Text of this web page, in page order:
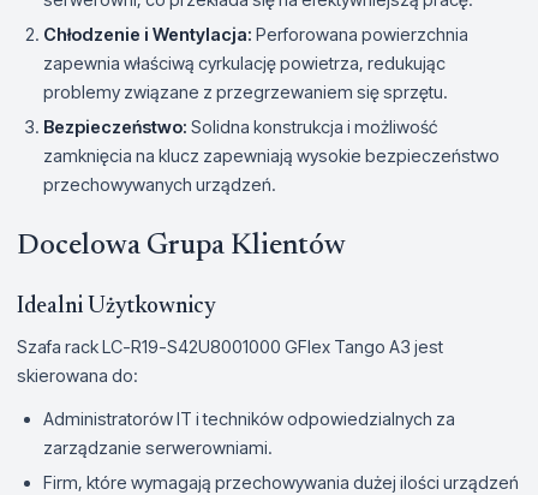
Chłodzenie i Wentylacja: Perforowana powierzchnia
zapewnia właściwą cyrkulację powietrza, redukując
problemy związane z przegrzewaniem się sprzętu.
Bezpieczeństwo: Solidna konstrukcja i możliwość
zamknięcia na klucz zapewniają wysokie bezpieczeństwo
przechowywanych urządzeń.
Docelowa Grupa Klientów
Idealni Użytkownicy
Szafa rack LC-R19-S42U8001000 GFlex Tango A3 jest
skierowana do:
Administratorów IT i techników odpowiedzialnych za
zarządzanie serwerowniami.
Firm, które wymagają przechowywania dużej ilości urządzeń